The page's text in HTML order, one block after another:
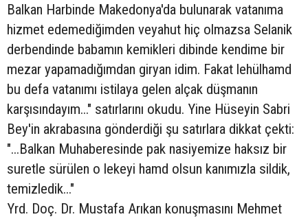
Balkan Harbinde Makedonya'da bulunarak vatanıma
hizmet edemediğimden veyahut hiç olmazsa Selanik
derbendinde babamın kemikleri dibinde kendime bir
mezar yapamadığımdan giryan idim. Fakat lehülhamd
bu defa vatanımı istilaya gelen alçak düşmanın
karşısındayım..." satırlarını okudu. Yine Hüseyin Sabri
Bey'in akrabasına gönderdiği şu satırlara dikkat çekti:
"...Balkan Muhaberesinde pak nasiyemize haksız bir
suretle sürülen o lekeyi hamd olsun kanımızla sildik,
temizledik..."
Yrd. Doç. Dr. Mustafa Arıkan konuşmasını Mehmet